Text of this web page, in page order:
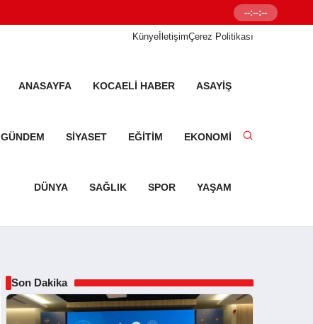
Senetleal.com
--:--:--
KünyeİletişimÇerez Politikası
ANASAYFA KOCAELI HABER ASAYIŞ
GÜNDEM SIYASET EĞITIM EKONOMI
DÜNYA SAĞLIK SPOR YAŞAM
Son Dakika